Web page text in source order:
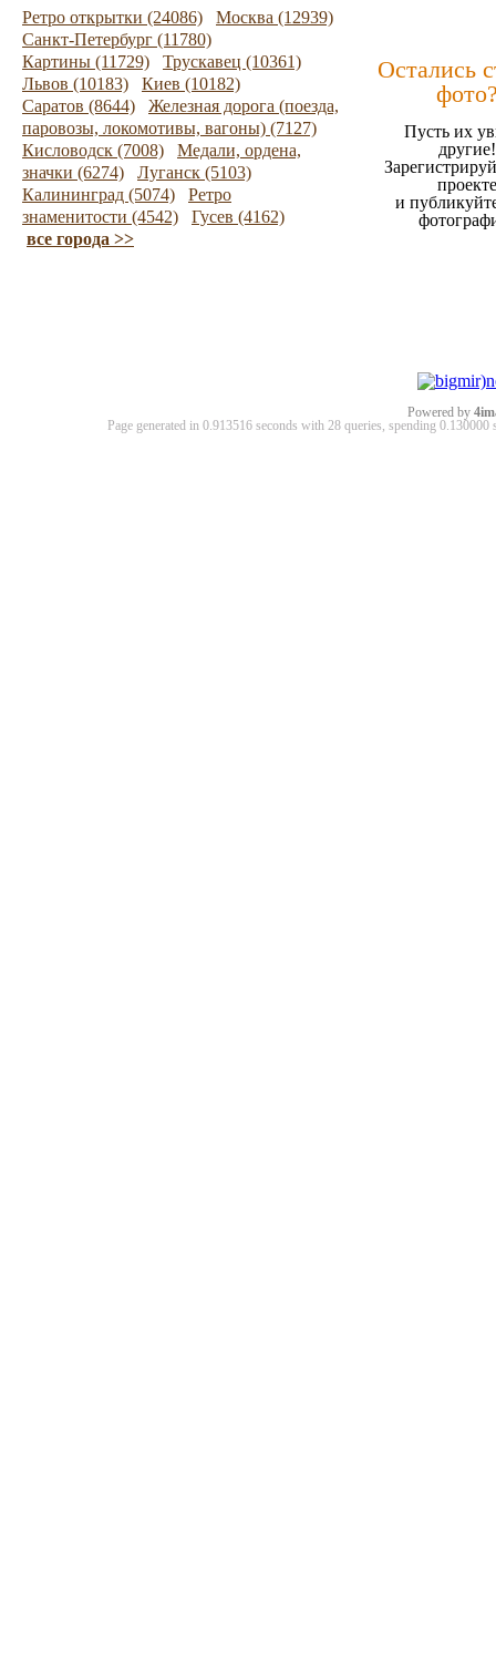
Ретро открытки (24086)
Москва (12939)
Санкт-Петербург (11780)
Картины (11729)
Трускавец (10361)
Львов (10183)
Киев (10182)
Саратов (8644)
Железная дорога (поезда,
паровозы, локомотивы, вагоны) (7127)
Кисловодск (7008)
Медали, ордена,
значки (6274)
Луганск (5103)
Калининград (5074)
Ретро
знаменитости (4542)
Гусев (4162)
все города >>
Остались
Пусть их
другие!
проекте
и
Powered by
Page generated in 0.913516 seconds with 28 queries, spending